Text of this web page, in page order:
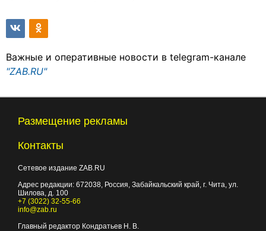
Важные и оперативные новости в telegram-канале
"ZAB.RU"
Размещение рекламы
Контакты
Сетевое издание ZAB.RU
Адрес редакции: 672038, Россия, Забайкальский край, г. Чита, ул.
Шилова, д. 100
+7 (3022) 32-55-66
info@zab.ru
Главный редактор Кондратьев Н. В.